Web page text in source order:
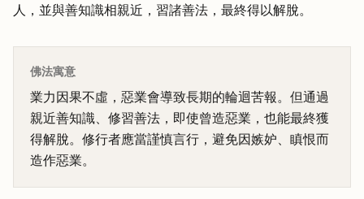
人，並與善知識相親近，習諸善法，最終得以解脫。
佛法寓意
業力因果不虛，惡業會導致長期的輪迴苦報。但通過
親近善知識、修習善法，即使曾造惡業，也能最終獲
得解脫。修行者應當謹慎言行，避免因嫉妒、瞋恨而
造作惡業。